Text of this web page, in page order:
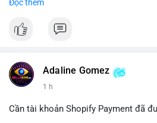
Coinbase, cân nhắc hạ tỷ trọng đòn
chờ xác nhận xu hướng từ khối
#1077btc #70trieuusd #vilanh
✔ Professional Customer Support
📱 WhatsApp: +1 (681) 549-2683
#telegram #telegramaccount
#sellssmm
Đọc thêm
Adaline Gomez
1 h
Cần tài khoản Shopify Payment đã